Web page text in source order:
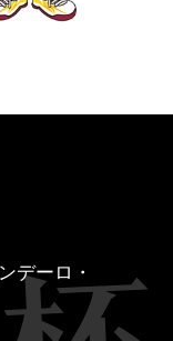
デーロ・